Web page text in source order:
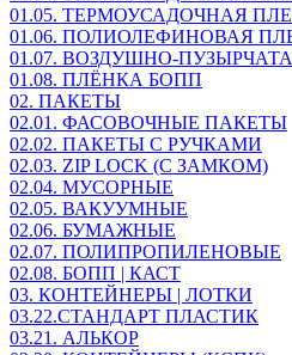
01.05. ТЕРМОУСАДОЧНАЯ
01.06. ПОЛИОЛЕФИНОВАЯ
01.07. ВОЗДУШНО-
01.08. ПЛЁНКА БОПП
02. ПАКЕТЫ
02.01. ФАСОВОЧНЫЕ ПАКЕТЫ
02.02. ПАКЕТЫ С РУЧКАМИ
02.03. ZIP LOСK (С ЗАМКОМ)
02.04. МУСОРНЫЕ
02.05. ВАКУУМНЫЕ
02.06. БУМАЖНЫЕ
02.07. ПОЛИПРОПИЛЕНОВЫЕ
02.08. БОПП | КАСТ
03. КОНТЕЙНЕРЫ | ЛОТКИ
03.22.СТАНДАРТ ПЛАСТИК
03.21. АЛЬКОР